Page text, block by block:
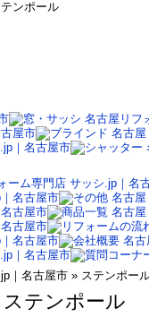
ンポール
｜名古屋市 » ステンポー
ステンポール